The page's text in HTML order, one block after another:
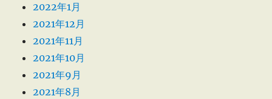
2022年1月
2021年12月
2021年11月
2021年10月
2021年9月
2021年8月